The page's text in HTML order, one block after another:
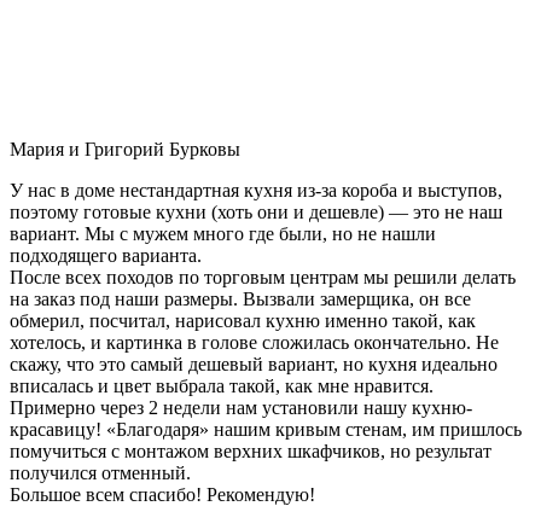
Мария и Григорий Бурковы
У нас в доме нестандартная кухня из-за короба и выступов,
поэтому готовые кухни (хоть они и дешевле) — это не наш
вариант. Мы с мужем много где были, но не нашли
подходящего варианта.
После всех походов по торговым центрам мы решили делать
на заказ под наши размеры. Вызвали замерщика, он все
обмерил, посчитал, нарисовал кухню именно такой, как
хотелось, и картинка в голове сложилась окончательно. Не
скажу, что это самый дешевый вариант, но кухня идеально
вписалась и цвет выбрала такой, как мне нравится.
Примерно через 2 недели нам установили нашу кухню-
красавицу! «Благодаря» нашим кривым стенам, им пришлось
помучиться с монтажом верхних шкафчиков, но результат
получился отменный.
Большое всем спасибо! Рекомендую!